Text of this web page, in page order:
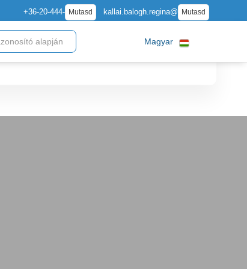
+36-20-444- Mutasd kallai.balogh.regina@ Mutasd
Magyar